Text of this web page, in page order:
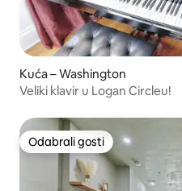
Kuća – Washington
Veliki klavir u Logan Circleu!
Odabrali gosti
Odabrali gosti